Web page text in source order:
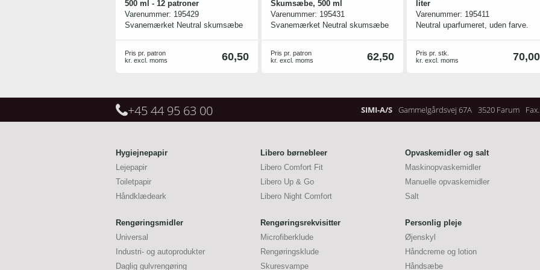
500 ml - 12 patroner
Varenummer: 195429
Svanemærket Neutral skumsæbe
desuden særligt udvalgt blandt
håndvask.
Indeholder 1250 doseringer
60,50
Pris pr. patron
kr. excl. moms
Skumsæbe, 500 ml
Varenummer: 195431
Svanemærket Neutral skumsæbe
duft. Sæbens milde ingredienser er
derfor aldeles velegnet til hyppig
håndvask.
62,50
Pris pr. patron
kr. excl. moms
liter
Varenummer: 195411
Neutral uparfumeret, uden farve.
1.667 doseringer.
70,00
Pris pr. stk.
kr. excl. moms
+45 44 95 63 00 3520 Farum
Gammelgårdsvej 67A
SIMI-A/S
Hygiejnepapir
Lejepapir
Toiletpapir
Håndklædeark
Libero børnebleer
Libero Comfort Fit
Libero Up & Go
Libero Night Comfort
Opvaskemidler og salt
Maskinopvaskemidler
Manuelle opvaskemidler
Salt
Rengøringsmidler
Universal
Industri- og autoprodukter
Daglig gulvrengøring
Rengøringsrekvisitter
Microfiberklude
Rengøringsklude
Skuresvampe
Personlig pleje
Øjenskyl
Håndcreme og lotion
Håndsæbe